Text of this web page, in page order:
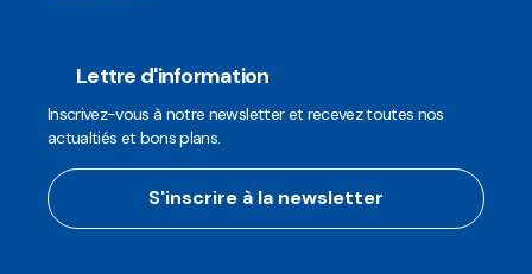
Lettre d'information
Inscrivez-vous à notre newsletter et recevez toutes nos
actualtiés et bons plans.
S'inscrire à la newsletter